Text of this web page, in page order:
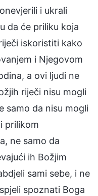
i ukrali
da će priliku koja
iskoristiti kako
i Njegovom
a ovi ljudi ne
riječi nisu mogli
samo da nisu mogli
prilikom
ne samo da
ih Božjim
sami sebe, i ne
spoznati Boga